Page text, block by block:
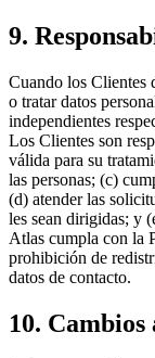
9.
Cuando los Clientes
o tratar datos
independientes
Los Clientes son
válida para su
las personas; (c)
(d) atender las
les sean dirigidas; y
Atlas cumpla con la
prohibición de
datos de contacto.
10.